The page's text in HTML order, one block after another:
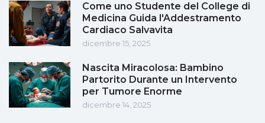
Come uno Studente del College di
Medicina Guida l'Addestramento
Cardiaco Salvavita
dicembre 15, 2025
Nascita Miracolosa: Bambino
Partorito Durante un Intervento
per Tumore Enorme
dicembre 14, 2025